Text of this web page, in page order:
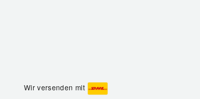
Wir versenden mit